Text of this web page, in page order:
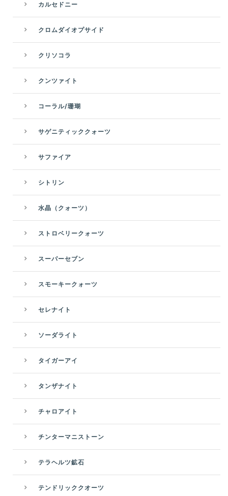
カルセドニー
クロムダイオプサイド
クリソコラ
クンツァイト
コーラル/珊瑚
サゲニティッククォーツ
サファイア
シトリン
水晶（クォーツ）
ストロベリークォーツ
スーパーセブン
スモーキークォーツ
セレナイト
ソーダライト
タイガーアイ
タンザナイト
チャロアイト
チンターマニストーン
テラヘルツ鉱石
テンドリッククオーツ